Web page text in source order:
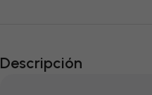
Descripción